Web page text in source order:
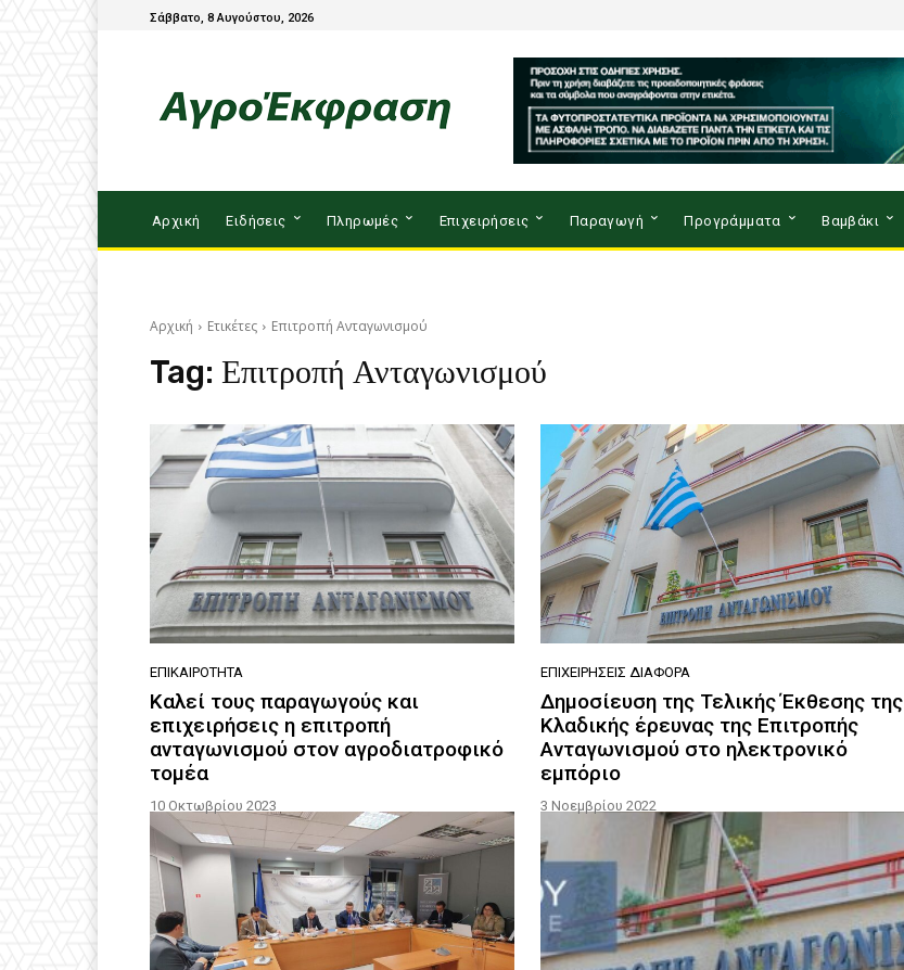
Σάββατο, 8 Αυγούστου, 2026
Αρχική Ειδήσεις Πληρωμές Επιχειρήσεις Παραγωγή Προγράμματα Βαμβάκι
Αρχική Ετικέτες Επιτροπή Ανταγωνισμού
Tag: Επιτροπή Ανταγωνισμού
ΕΠΙΚΑΙΡΌΤΗΤΑ
Καλεί τους παραγωγούς και
επιχειρήσεις η επιτροπή
ανταγωνισμού στον αγροδιατροφικό
τομέα
10 Οκτωβρίου 2023
ΕΠΙΧΕΙΡΉΣΕΙΣ ΔΙΆΦΟΡΑ
Δημοσίευση της Τελικής Έκθεσης της
Κλαδικής έρευνας της Επιτροπής
Ανταγωνισμού στο ηλεκτρονικό
εμπόριο
3 Νοεμβρίου 2022